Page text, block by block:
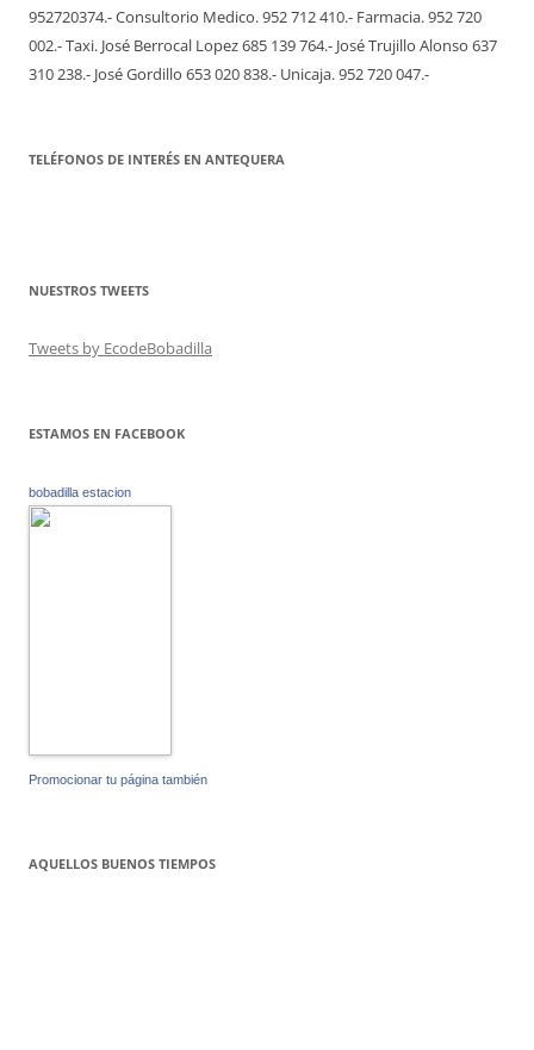
952720374.- Consultorio Medico. 952 712 410.- Farmacia. 952 720
002.- Taxi. José Berrocal Lopez 685 139 764.- José Trujillo Alonso 637
310 238.- José Gordillo 653 020 838.- Unicaja. 952 720 047.-
TELÉFONOS DE INTERÉS EN ANTEQUERA
NUESTROS TWEETS
Tweets by EcodeBobadilla
ESTAMOS EN FACEBOOK
bobadilla estacion
Promocionar tu página también
AQUELLOS BUENOS TIEMPOS